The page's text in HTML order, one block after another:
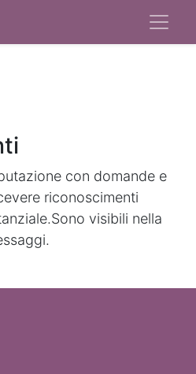
con domande e
riconoscimenti
Sono visibili nella